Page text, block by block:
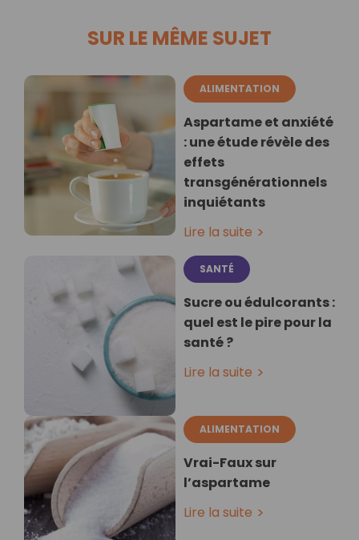
SUR LE MÊME SUJET
ALIMENTATION
Aspartame et anxiété
: une étude révèle des
effets
transgénérationnels
inquiétants
Lire la suite
SANTÉ
Sucre ou édulcorants :
quel est le pire pour la
santé ?
Lire la suite
ALIMENTATION
Vrai-Faux sur
l’aspartame
Lire la suite